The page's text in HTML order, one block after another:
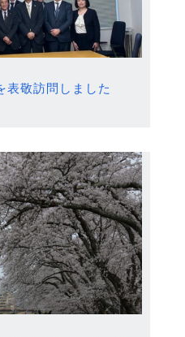
表敬訪問しました